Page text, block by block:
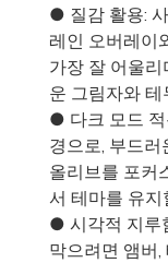
● 질감 활용:
레인 오버레이
가장 잘 어울
운 그림자와 테
● 다크 모드 적
경으로, 부드
올리브를 포커
서 테마를 유지
● 시각적 지루
막으려면 앰버,